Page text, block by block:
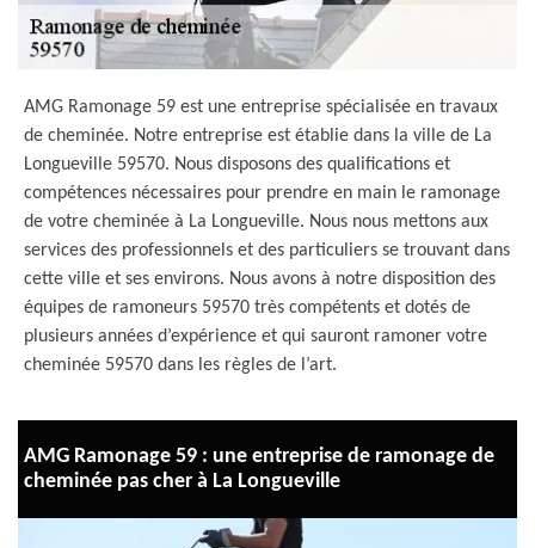
AMG Ramonage 59 est une entreprise spécialisée en travaux
de cheminée. Notre entreprise est établie dans la ville de La
Longueville 59570. Nous disposons des qualifications et
compétences nécessaires pour prendre en main le ramonage
de votre cheminée à La Longueville. Nous nous mettons aux
services des professionnels et des particuliers se trouvant dans
cette ville et ses environs. Nous avons à notre disposition des
équipes de ramoneurs 59570 très compétents et dotés de
plusieurs années d’expérience et qui sauront ramoner votre
cheminée 59570 dans les règles de l’art.
AMG Ramonage 59 : une entreprise de ramonage de
cheminée pas cher à La Longueville